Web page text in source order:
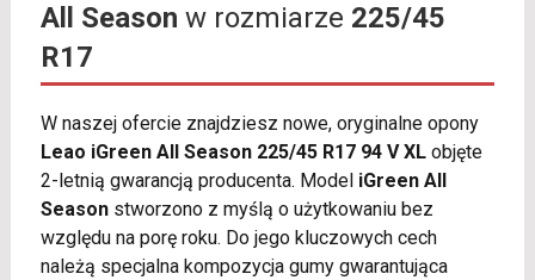
All Season w rozmiarze 225/45
R17
W naszej ofercie znajdziesz nowe, oryginalne opony
Leao iGreen All Season 225/45 R17 94 V XLobjęte
2-letnią gwarancją producenta. Model iGreen All
Seasonstworzono z myślą o użytkowaniu bez
względu na porę roku. Do jego kluczowych cech
należą specjalna kompozycja gumy gwarantująca